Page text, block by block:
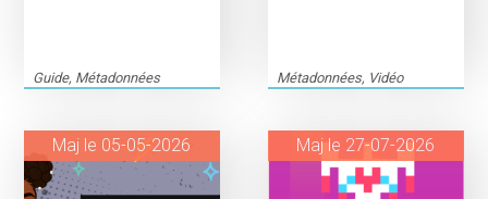
Guide, Métadonnées Métadonnées, Vidéo
Maj le 05-05-2026 Maj le 27-07-2026